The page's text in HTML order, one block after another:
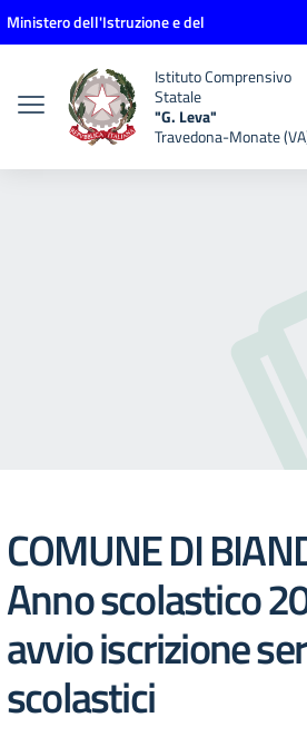
Vai ai contenuti
Vai al menu di navigazione
Vai al footer
Ministero dell'Istruzione e del
Istituto Comprensivo
Statale
"G. Leva"
Travedona-Monate
COMUNE DI
Anno scolastico
avvio iscrizione
scolastici